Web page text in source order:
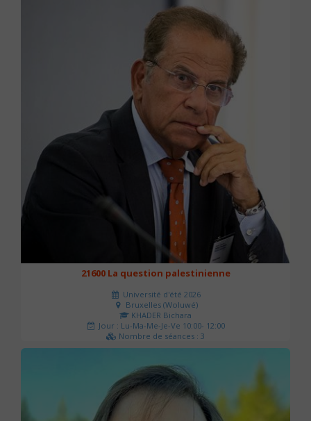
21600 La question palestinienne
Université d'été 2026
Bruxelles (Woluwé)
KHADER Bichara
Jour : Lu-Ma-Me-Je-Ve 10:00- 12:00
Nombre de séances : 3
63 €